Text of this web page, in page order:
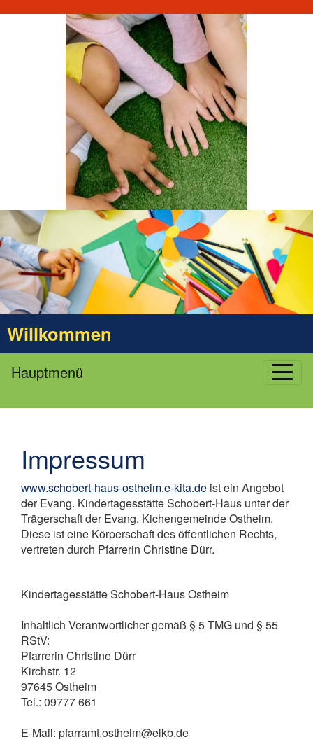
Willkommen
Hauptmenü
Impressum
www.schobert-haus-ostheim.e-kita.de ist ein Angebot
der Evang. Kindertagesstätte Schobert-Haus unter der
Trägerschaft der Evang. Kichengemeinde Ostheim.
Diese ist eine Körperschaft des öffentlichen Rechts,
vertreten durch Pfarrerin Christine Dürr.
Kindertagesstätte Schobert-Haus Ostheim
Inhaltlich Verantwortlicher gemäß § 5 TMG und § 55
RStV:
Pfarrerin Christine Dürr
Kirchstr. 12
97645 Ostheim
Tel.: 09777 661
E-Mail: pfarramt.ostheim@elkb.de